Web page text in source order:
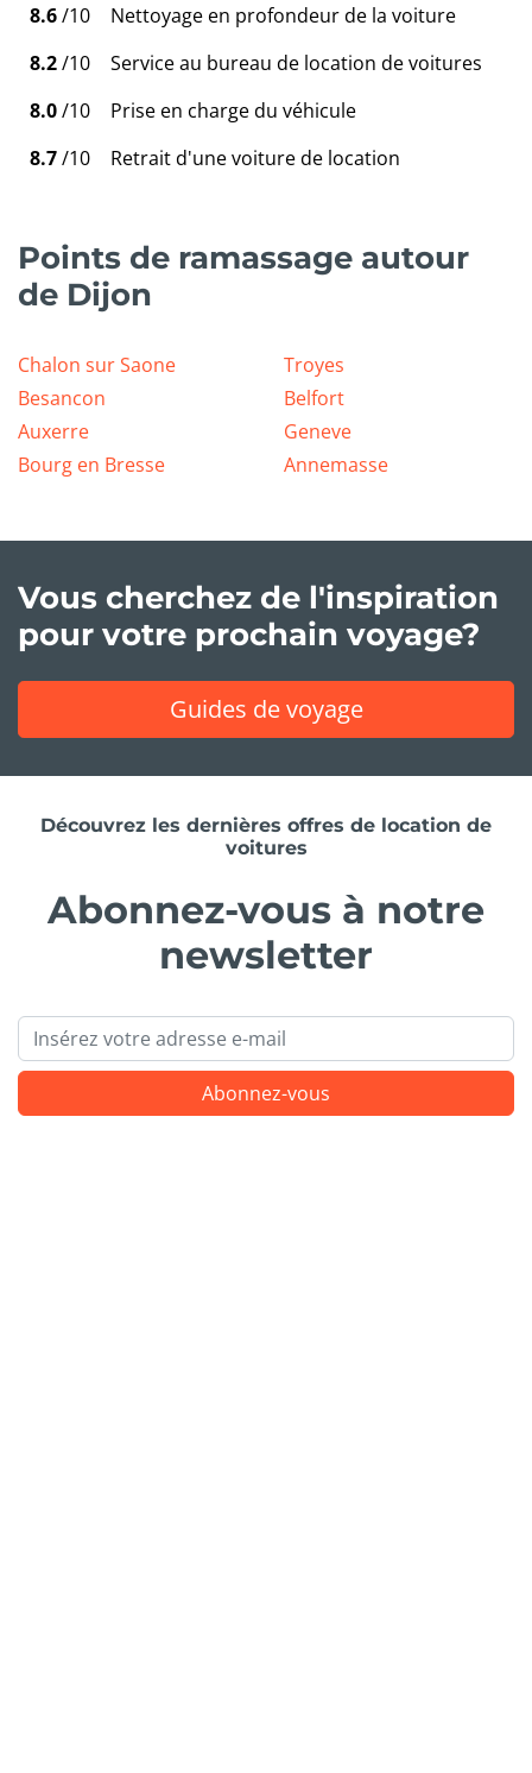
8.6/10
Nettoyage en profondeur de la voiture
8.2/10
Service au bureau de location de voitures
8.0/10
Prise en charge du véhicule
8.7/10 Retrait d'une voiture de location
Points de ramassage autour
de Dijon
Chalon sur Saone
Besancon
Auxerre
Bourg en Bresse
Troyes
Belfort
Geneve
Annemasse
Vous cherchez de l'inspiration
pour votre prochain voyage?
Guides de voyage
Découvrez les dernières offres de location de
voitures
Abonnez-vous à notre
newsletter
Email
Abonnez-vous